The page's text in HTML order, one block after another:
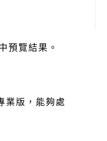
預覽結果。
業版，能夠處